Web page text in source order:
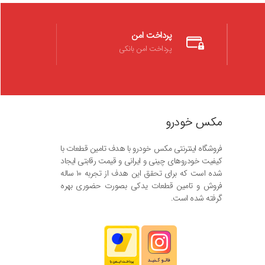
پرداخت امن
پرداخت امن بانکی
مکس خودرو
فروشگاه اینترنتی مکس خودرو با هدف تامین قطعات با
کیفیت خودروهای چینی و ایرانی و قیمت رقابتی ایجاد
شده است که برای تحقق این هدف از تجربه ۱۰ ساله
فروش و تامین قطعات یدکی بصورت حضوری بهره
گرفته شده است.